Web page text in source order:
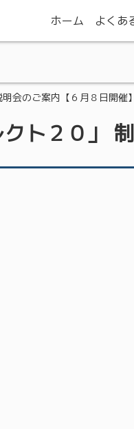
ホーム よくあ
会のご案内【６月８日開催】
ト２０」